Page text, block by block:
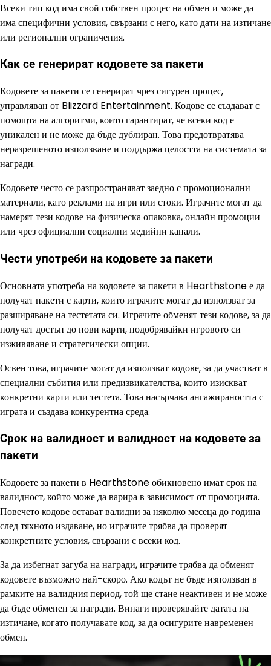
Всеки тип код има свой собствен процес на обмен и може да
има специфични условия, свързани с него, като дати на изтичане
или регионални ограничения.
Как се генерират кодовете за пакети
Кодовете за пакети се генерират чрез сигурен процес,
управляван от Blizzard Entertainment. Кодове се създават с
помощта на алгоритми, които гарантират, че всеки код е
уникален и не може да бъде дублиран. Това предотвратява
неразрешеното използване и поддържа целостта на системата за
награди.
Кодовете често се разпространяват заедно с промоционални
материали, като реклами на игри или стоки. Играчите могат да
намерят тези кодове на физическа опаковка, онлайн промоции
или чрез официални социални медийни канали.
Чести употреби на кодовете за пакети
Основната употреба на кодовете за пакети в Hearthstone е да
получат пакети с карти, които играчите могат да използват за
разширяване на тестетата си. Играчите обменят тези кодове, за да
получат достъп до нови карти, подобрявайки игровото си
изживяване и стратегически опции.
Освен това, играчите могат да използват кодове, за да участват в
специални събития или предизвикателства, които изискват
конкретни карти или тестета. Това насърчава ангажираността с
играта и създава конкурентна среда.
Срок на валидност и валидност на кодовете за
пакети
Кодовете за пакети в Hearthstone обикновено имат срок на
валидност, който може да варира в зависимост от промоцията.
Повечето кодове остават валидни за няколко месеца до година
след тяхното издаване, но играчите трябва да проверят
конкретните условия, свързани с всеки код.
За да избегнат загуба на награди, играчите трябва да обменят
кодовете възможно най-скоро. Ако кодът не бъде използван в
рамките на валидния период, той ще стане неактивен и не може
да бъде обменен за награди. Винаги проверявайте датата на
изтичане, когато получавате код, за да осигурите навременен
обмен.